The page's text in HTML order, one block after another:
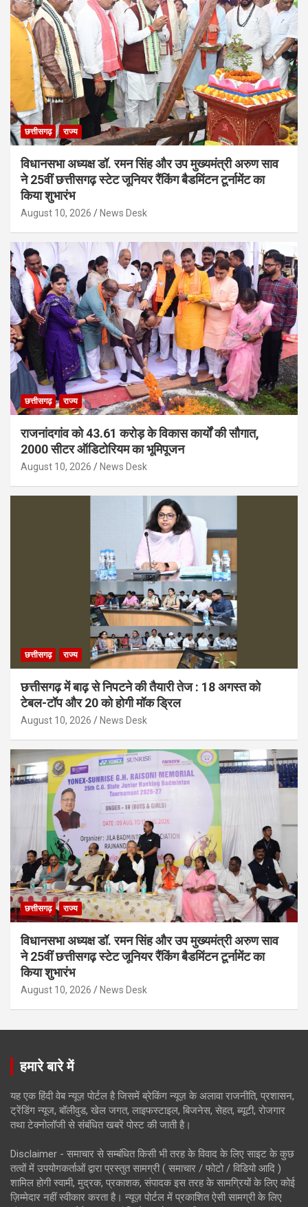
छत्तीसगढ़ राज्य
विधानसभा अध्यक्ष डॉ. रमन सिंह और उप मुख्यमंत्री अरुण साव
ने 25वीं छत्तीसगढ़ स्टेट जूनियर रैंकिंग बैडमिंटन टूर्नामेंट का
किया शुभारंभ
August 10, 2026 News Desk
छत्तीसगढ़ राज्य
राजनांदगांव को 43.61 करोड़ के विकास कार्यों की सौगात,
2000 सीटर ऑडिटोरियम का भूमिपूजन
August 10, 2026 News Desk
छत्तीसगढ़ राज्य
छत्तीसगढ़ में बाढ़ से निपटने की तैयारी तेज : 18 अगस्त को
टेबल-टॉप और 20 को होगी मॉक ड्रिल
August 10, 2026 News Desk
छत्तीसगढ़ राज्य
विधानसभा अध्यक्ष डॉ. रमन सिंह और उप मुख्यमंत्री अरुण साव
ने 25वीं छत्तीसगढ़ स्टेट जूनियर रैंकिंग बैडमिंटन टूर्नामेंट का
किया शुभारंभ
August 10, 2026 News Desk
हमारे बारे में
यह एक हिंदी वेब न्यूज़ पोर्टल है जिसमें ब्रेकिंग न्यूज़ के अलावा राजनीति, प्रशासन,
ट्रेंडिंग न्यूज, बॉलीवुड, खेल जगत, लाइफस्टाइल, बिजनेस, सेहत, ब्यूटी, रोजगार
तथा टेक्नोलॉजी से संबंधित खबरें पोस्ट की जाती है।
Disclaimer - समाचार से सम्बंधित किसी भी तरह के विवाद के लिए साइट के कुछ
तत्वों में उपयोगकर्ताओं द्वारा प्रस्तुत सामग्री ( समाचार / फोटो / विडियो आदि )
शामिल होगी स्वामी, मुद्रक, प्रकाशक, संपादक इस तरह के सामग्रियों के लिए कोई
ज़िम्मेदार नहीं स्वीकार करता है। न्यूज़ पोर्टल में प्रकाशित ऐसी सामग्री के लिए